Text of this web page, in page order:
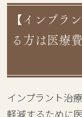
【インプラ
る方は医療
インプラント治
軽減するために